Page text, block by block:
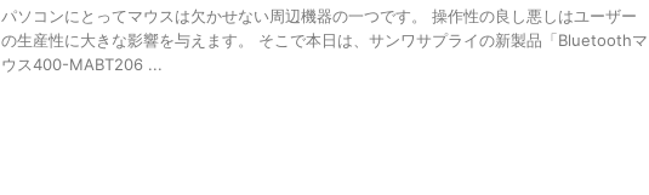
パソコンにとってマウスは欠かせない周辺機器の一つです。 操作性の良し悪しはユーザー
の生産性に大きな影響を与えます。 そこで本日は、サンワサプライの新製品「Bluetoothマ
ウス400-MABT206 ...